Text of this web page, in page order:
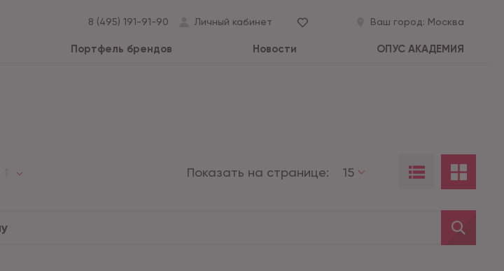
8 (495) 191-91-90 Личный кабинет Ваш город: Москва
Портфель брендов Новости ОПУС АКАДЕМИЯ
Показать на странице: 15